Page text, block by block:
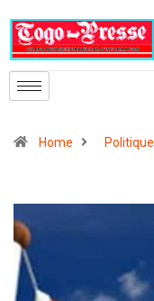
Home Politique